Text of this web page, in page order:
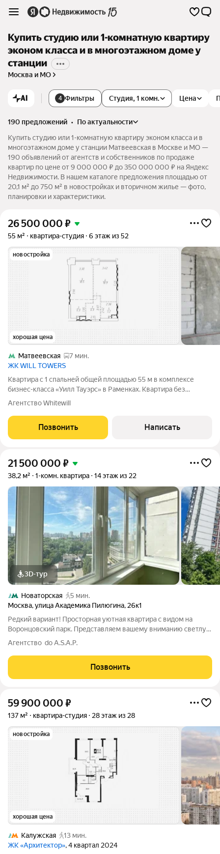
Купить студию или 1-комнатную квартиру
эконом класса и в многоэтажном доме у
станции
Москва и МО
AI 4 Фильтры Студия, 1 комн. Цена
190 предложений •
по актуальности
Купить студию или 1-комнатную квартиру эконом класса и в
многоэтажном доме у станции Матвеевская в Москве и МО —
190 объявлений от агентств и собственников по продаже
квартир по цене от 9 000 000 ₽ до 350 000 000 ₽ на Яндекс
Недвижимости. В нашем каталоге предложения площадью от
20,1 м² до 750 м² в новостройках и вторичном жилье — фото,
планировки и характеристики.
26 500 000 ₽
55 м² квартира-студия 6 этаж из 52
новостройка
хорошая цена
Матвеевская
7 мин.
ЖК WILL TOWERS
Квартира с 1 спальней общей площадью 55 м в комплексе
бизнес-класса «Уилл Тауэрс» в Раменках. Квартира без
отделки расположена на 6 этаже в башне К2 «Энерджи».
по собственному усмотрению.
Агентство Whitewill
Позвонить Написать
21 500 000 ₽
38,2 м² 1-комн. квартира 14 этаж из 22
3D-тур
Новаторская
5 мин.
Москва,улица Академика Пилюгина, 26к1
Редкий вариант! Просторная уютная квартира с видом на
Воронцовский парк. Представляем вашему вниманию светлую
и теплую 1-комнатную квартиру в экологически чистом
панорамный вид на Воронцовский парк
Агентство do A.S.A.P.
Позвонить
59 900 000 ₽
137 м² квартира-студия 28 этаж из 28
новостройка
хорошая цена
Калужская
13 мин.
ЖК «Архитектор», 4 квартал 2024